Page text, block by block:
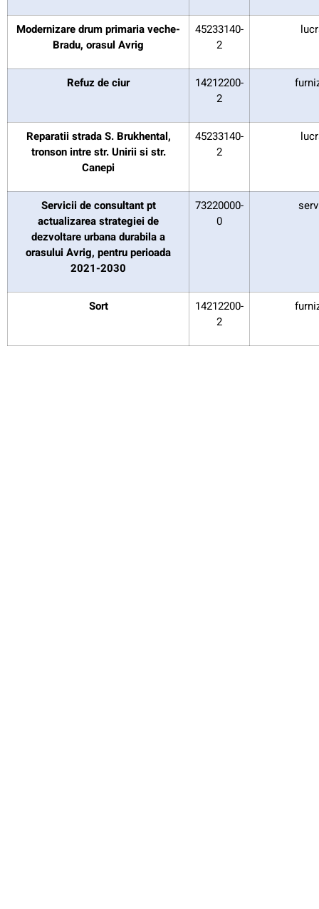
Modernizare drum primaria veche-
Bradu, orasul Avrig
45233140-
2
Refuz de ciur
14212200-
2
Reparatii strada S. Brukhental,
tronson intre str. Unirii si str.
Canepi
45233140-
2
Servicii de consultant pt
actualizarea strategiei de
dezvoltare urbana durabila a
orasului Avrig, pentru perioada
2021-2030
73220000-
0
Sort
14212200-
2